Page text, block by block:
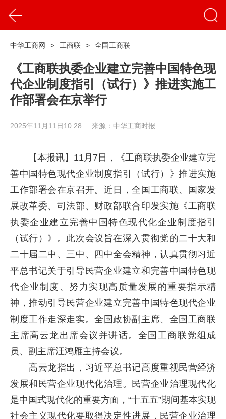
中华工商网 > 工商联 > 全国工商联
《工商联执委企业建立完善中国特色现
代企业制度指引（试行）》推进实施工
作部署会在京举行
2025年11月11日10:28 来源：中华工商时报
【本报讯】11月7日，《工商联执委企业建立完
善中国特色现代企业制度指引（试行）》推进实施
工作部署会在京召开。近日，全国工商联、国家发
展改革委、司法部、财政部联合印发实施《工商联
执委企业建立完善中国特色现代化企业制度指引
（试行）》。此次会议旨在深入贯彻党的二十大和
二十届二中、三中、四中全会精神，认真贯彻习近
平总书记关于引导民营企业建立和完善中国特色现
代企业制度、努力实现高质量发展的重要指示精
神，推动引导民营企业建立完善中国特色现代企业
制度工作走深走实。全国政协副主席、全国工商联
主席高云龙出席会议并讲话。全国工商联党组成
员、副主席汪鸿雁主持会议。
高云龙指出，习近平总书记高度重视民营经济
发展和民营企业现代化治理。民营企业治理现代化
是中国式现代化的重要方面，“十五五”期间基本实现
社会主义现代化要取得决定性进展，民营企业治理